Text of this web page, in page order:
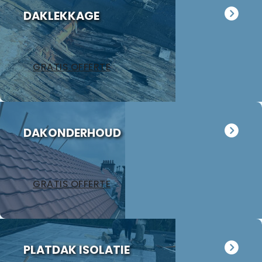
opviel, alle
afval werd
meteen
gevraagd
volgens Jan
DAKLEKKAGE
GRATIS OFFERTE
DAKONDERHOUD
GRATIS OFFERTE
PLATDAK ISOLATIE